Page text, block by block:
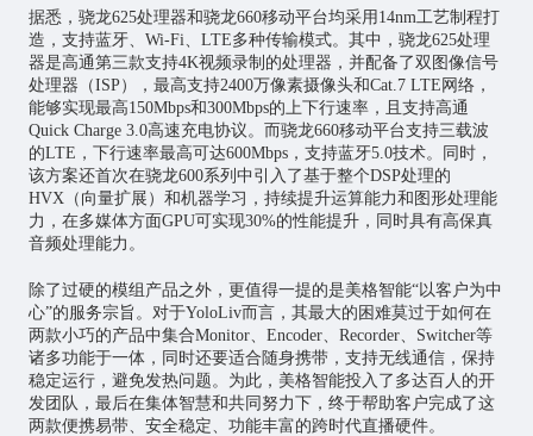
据悉，骁龙625处理器和骁龙660移动平台均采用14nm工艺制程打
造，支持蓝牙、Wi-Fi、LTE多种传输模式。其中，骁龙625处理
器是高通第三款支持4K视频录制的处理器，并配备了双图像信号
处理器（ISP），最高支持2400万像素摄像头和Cat.7 LTE网络，
能够实现最高150Mbps和300Mbps的上下行速率，且支持高通
Quick Charge 3.0高速充电协议。而骁龙660移动平台支持三载波
的LTE，下行速率最高可达600Mbps，支持蓝牙5.0技术。同时，
该方案还首次在骁龙600系列中引入了基于整个DSP处理的
HVX（向量扩展）和机器学习，持续提升运算能力和图形处理能
力，在多媒体方面GPU可实现30%的性能提升，同时具有高保真
音频处理能力。
除了过硬的模组产品之外，更值得一提的是美格智能“以客户为中
心”的服务宗旨。对于YoloLiv而言，其最大的困难莫过于如何在
两款小巧的产品中集合Monitor、Encoder、Recorder、Switcher等
诸多功能于一体，同时还要适合随身携带，支持无线通信，保持
稳定运行，避免发热问题。为此，美格智能投入了多达百人的开
发团队，最后在集体智慧和共同努力下，终于帮助客户完成了这
两款便携易带、安全稳定、功能丰富的跨时代直播硬件。